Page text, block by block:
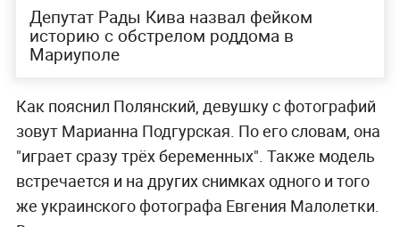
Депутат Рады Кива назвал фейком
историю с обстрелом роддома в
Мариуполе
Как пояснил Полянский, девушку с фотографий
зовут Марианна Подгурская. По его словам, она
"играет сразу трёх беременных". Также модель
встречается и на других снимках одного и того
же украинского фотографа Евгения Малолетки.